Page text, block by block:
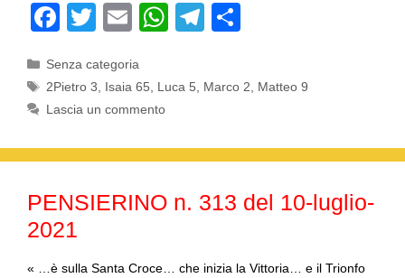
F
c
e
o
o
k
T
tt
er
E
ail
W
at
p
p
T
e
m
n
di
di
Categorie
Senza categoria
Tag
2Pietro 3 Isaia 65 Luca 5 Marco 2
Matteo 9
Lascia un commento
PENSIERINO n. 313 del 10-luglio-
2021
« …è sulla Santa Croce… che inizia la Vittoria… e il Trionfo